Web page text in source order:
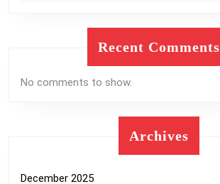
Recent Comments
No comments to show.
Archives
December 2025